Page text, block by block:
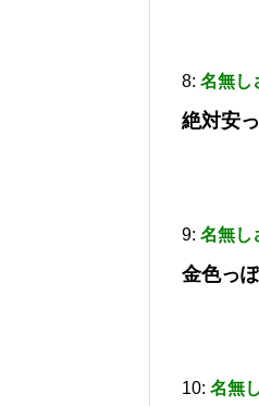
8: 名無し
絶対安
9: 名無し
金色っ
10: 名無